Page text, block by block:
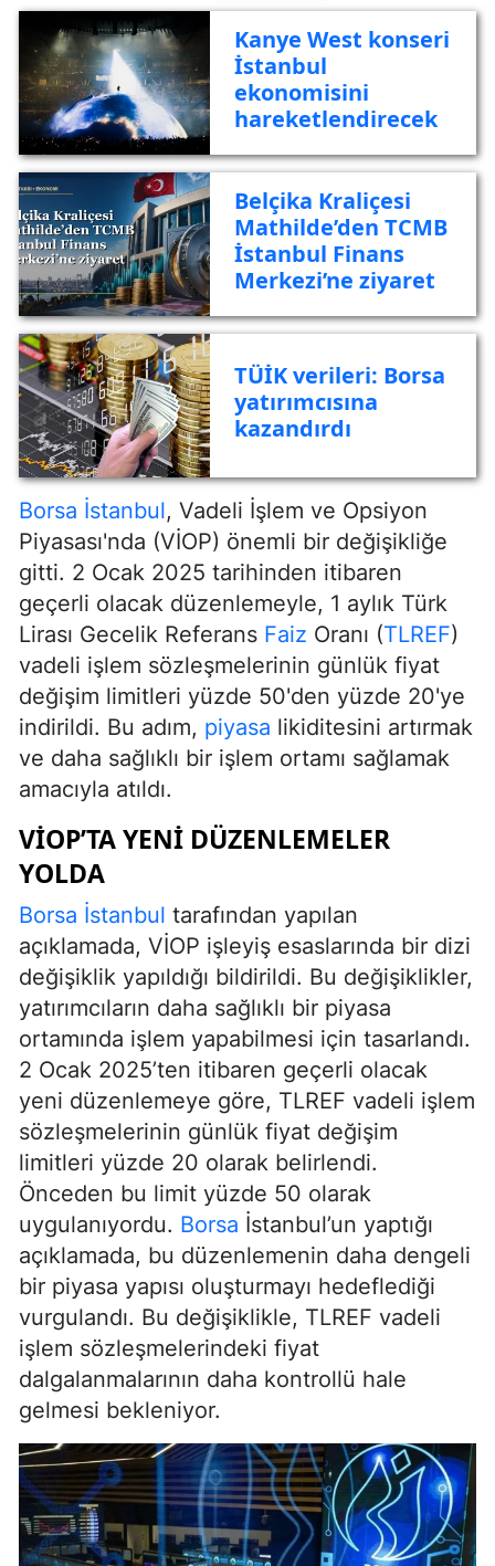
Kanye West konseri
İstanbul
ekonomisini
hareketlendirecek
Belçika Kraliçesi
Mathilde’den TCMB
İstanbul Finans
Merkezi’ne ziyaret
TÜİK verileri: Borsa
yatırımcısına
kazandırdı
Borsa İstanbul, Vadeli İşlem ve Opsiyon
Piyasası'nda (VİOP) önemli bir değişikliğe
gitti. 2 Ocak 2025 tarihinden itibaren
geçerli olacak düzenlemeyle, 1 aylık Türk
Lirası Gecelik Referans Faiz Oranı (TLREF)
vadeli işlem sözleşmelerinin günlük fiyat
değişim limitleri yüzde 50'den yüzde 20'ye
indirildi. Bu adım, piyasa likiditesini artırmak
ve daha sağlıklı bir işlem ortamı sağlamak
amacıyla atıldı.
VİOP’TA YENI DÜZENLEMELER
YOLDA
Borsa İstanbul tarafından yapılan
açıklamada, VİOP işleyiş esaslarında bir dizi
değişiklik yapıldığı bildirildi. Bu değişiklikler,
yatırımcıların daha sağlıklı bir piyasa
ortamında işlem yapabilmesi için tasarlandı.
2 Ocak 2025’ten itibaren geçerli olacak
yeni düzenlemeye göre, TLREF vadeli işlem
sözleşmelerinin günlük fiyat değişim
limitleri yüzde 20 olarak belirlendi.
Önceden bu limit yüzde 50 olarak
uygulanıyordu. Borsa İstanbul’un yaptığı
açıklamada, bu düzenlemenin daha dengeli
bir piyasa yapısı oluşturmayı hedeflediği
vurgulandı. Bu değişiklikle, TLREF vadeli
işlem sözleşmelerindeki fiyat
dalgalanmalarının daha kontrollü hale
gelmesi bekleniyor.